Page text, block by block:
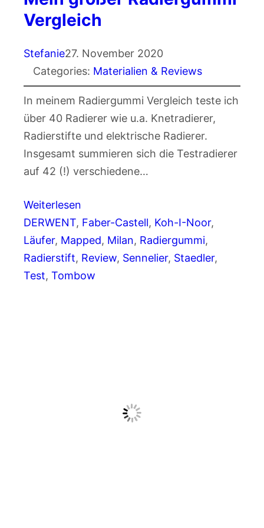
Vergleich
Stefanie27. November 2020
Categories: Materialien & Reviews
In meinem Radiergummi Vergleich teste ich
über 40 Radierer wie u.a. Knetradierer,
Radierstifte und elektrische Radierer.
Insgesamt summieren sich die Testradierer
auf 42 (!) verschiedene…
Weiterlesen
DERWENT, Faber-Castell, Koh-I-Noor
Läufer, Mapped, Milan, Radiergummi
Radierstift, Review, Sennelier, Staedler
Test, Tombow